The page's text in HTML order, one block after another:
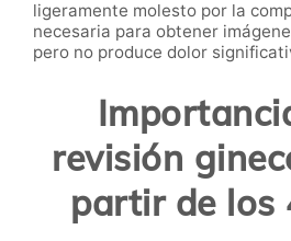
ligeramente molesto por la
necesaria para obtener
pero no produce dolor
revisión
partir de los